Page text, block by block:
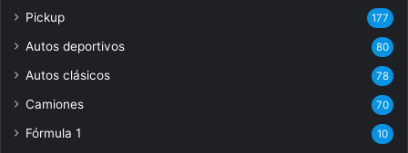
Pickup 177
Autos deportivos 80
Autos clásicos 78
Camiones 70
Fórmula 1 10